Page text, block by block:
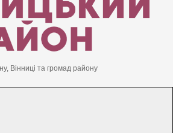
Вінниці та громад району